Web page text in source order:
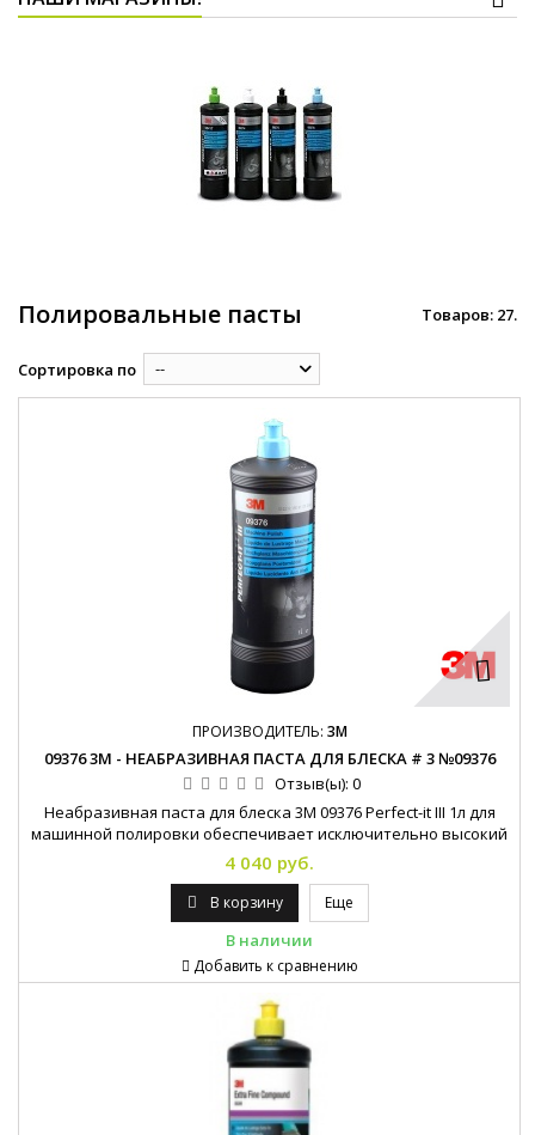
Полировальные пасты Товаров: 27.
Сортировка по --
ПРОИЗВОДИТЕЛЬ: 3M
09376 3М - НЕАБРАЗИВНАЯ ПАСТА ДЛЯ БЛЕСКА # 3 №09376
Отзыв(ы): 0
Неабразивная паста для блеска 3M 09376 Perfect-it III 1л для
машинной полировки обеспечивает исключительно высокий
глянец и предназначена для применения по авторемонтным
лакокрасочным покрытиям для устранения следов обработки
другими пастами, например высокоэффективной абразивной
пастой 3М 09375 Perfect-it III. Паста пригодна также для
устранения мелких...
4 040 руб.
В корзину Еще
В наличии
Добавить к сравнению